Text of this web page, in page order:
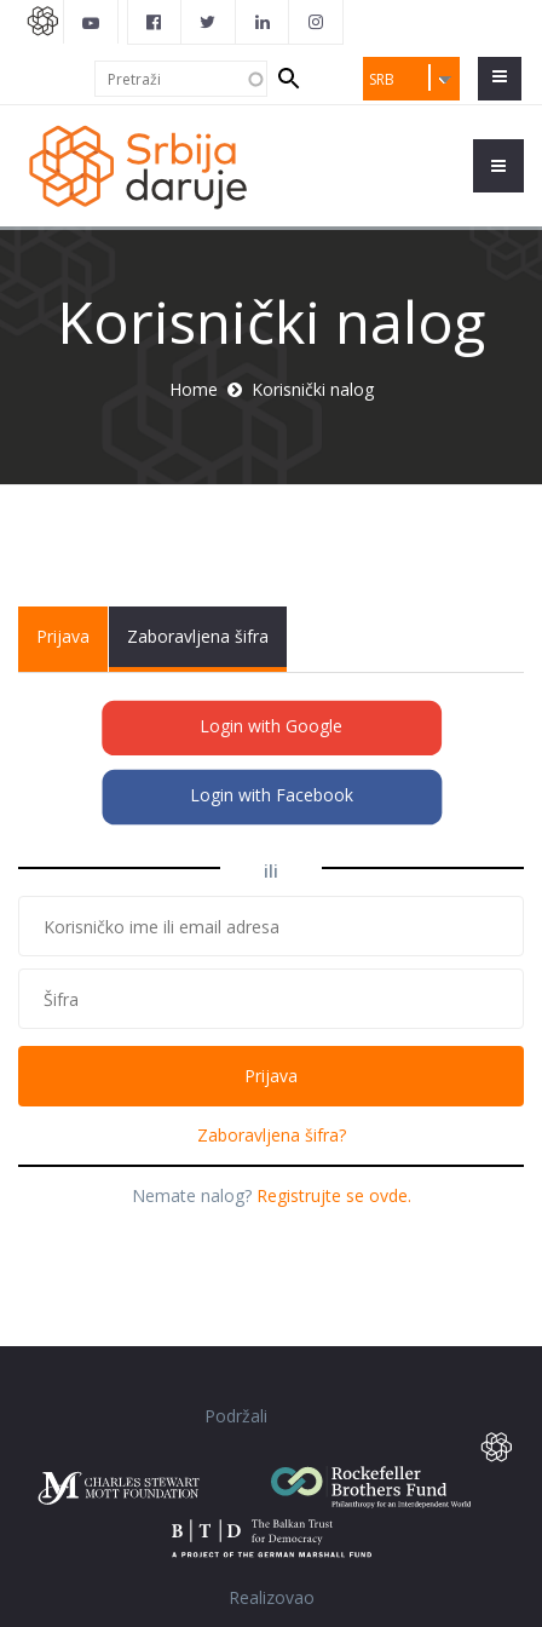
SRB
Search
form
Korisnički nalog
Home Korisnički nalog
Primary tabs
Prijava (activeZaboravljena šifra
Login with Google
Login with Facebook
ili
Zaboravljena šifra?
Nemate nalog? Registrujte se ovde.
Podržali
Realizovao